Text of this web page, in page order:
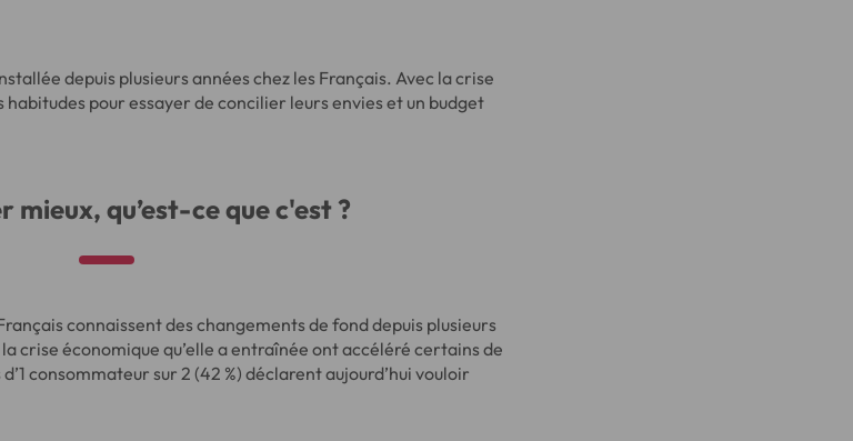
depuis plusieurs années chez les Français. Avec la crise
pour essayer de concilier leurs envies et un budget
mieux, qu’est-ce que c'est ?
connaissent des changements de fond depuis plusieurs
crise économique qu’elle a entraînée ont accéléré certains de
consommateur sur 2 (42 %) déclarent aujourd’hui vouloir